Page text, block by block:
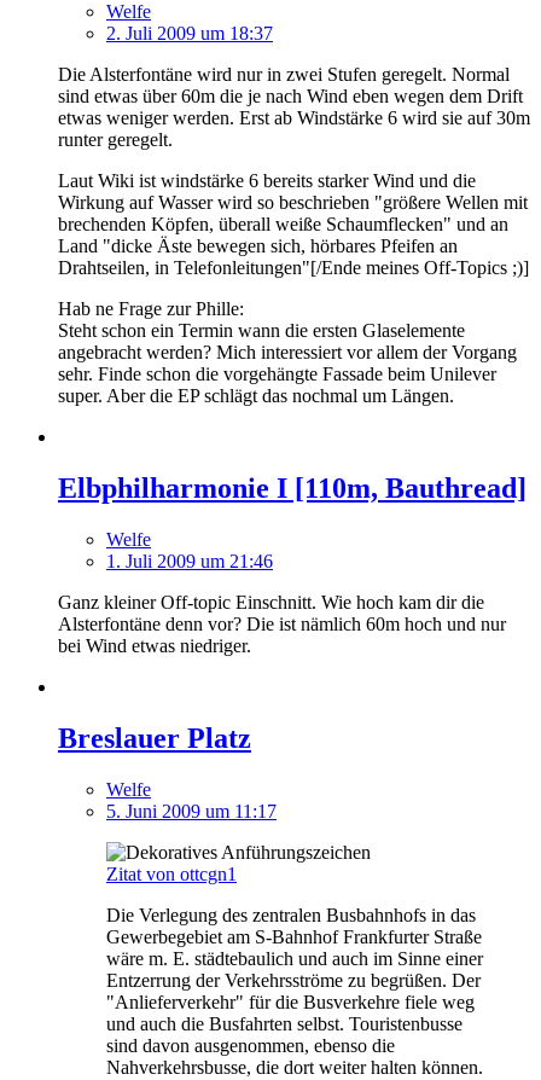
Welfe
2. Juli 2009 um 18:37
Die Alsterfontäne wird nur in zwei Stufen geregelt. Normal
sind etwas über 60m die je nach Wind eben wegen dem Drift
etwas weniger werden. Erst ab Windstärke 6 wird sie auf 30m
runter geregelt.
Laut Wiki ist windstärke 6 bereits starker Wind und die
Wirkung auf Wasser wird so beschrieben "größere Wellen mit
brechenden Köpfen, überall weiße Schaumflecken" und an
Land "dicke Äste bewegen sich, hörbares Pfeifen an
Drahtseilen, in Telefonleitungen"[/Ende meines Off-Topics ;)]
Hab ne Frage zur Phille:
Steht schon ein Termin wann die ersten Glaselemente
angebracht werden? Mich interessiert vor allem der Vorgang
sehr. Finde schon die vorgehängte Fassade beim Unilever
super. Aber die EP schlägt das nochmal um Längen.
Elbphilharmonie I [110m, Bauthread]
Welfe
1. Juli 2009 um 21:46
Ganz kleiner Off-topic Einschnitt. Wie hoch kam dir die
Alsterfontäne denn vor? Die ist nämlich 60m hoch und nur
bei Wind etwas niedriger.
Breslauer Platz
Welfe
5. Juni 2009 um 11:17
Zitat von ottcgn1
Die Verlegung des zentralen Busbahnhofs in das
Gewerbegebiet am S-Bahnhof Frankfurter Straße
wäre m. E. städtebaulich und auch im Sinne einer
Entzerrung der Verkehrsströme zu begrüßen. Der
"Anlieferverkehr" für die Busverkehre fiele weg
und auch die Busfahrten selbst. Touristenbusse
sind davon ausgenommen, ebenso die
Nahverkehrsbusse, die dort weiter halten können.